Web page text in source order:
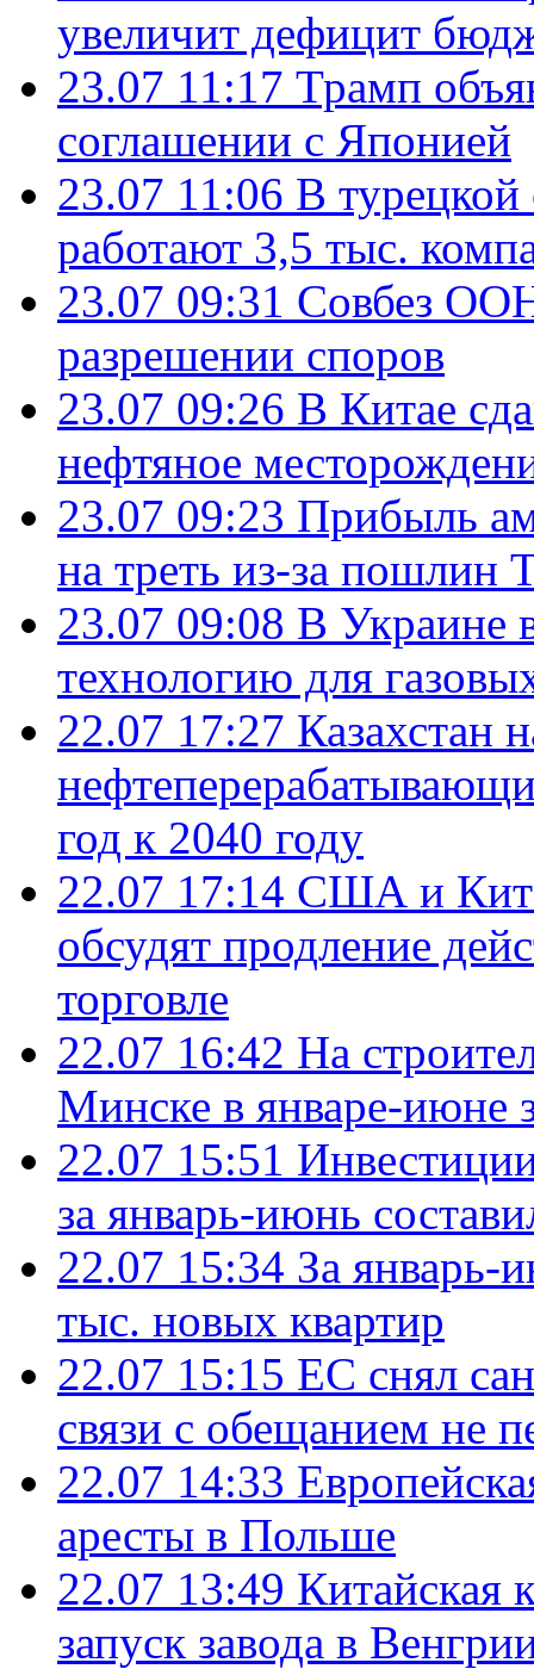
увеличит дефицит
23.07 11:17 Трамп
соглашении с Японией
23.07 11:06 В
работают 3,5 тыс.
23.07 09:31 Совбез
разрешении споров
23.07 09:26 В Китае
нефтяное
23.07 09:23 Прибыль
на треть из-за пошлин
23.07 09:08 В Украине
технологию для
22.07 17:27 Казахстан
год к 2040 году
22.07 17:14 США и
обсудят продление
торговле
22.07 16:42 На
Минске в январе-июне
22.07 15:51
за январь-июнь
22.07 15:34 За январь-
тыс. новых квартир
22.07 15:15 ЕС снял
связи с обещанием не
22.07 14:33
аресты в Польше
22.07 13:49 Китайская
запуск завода в